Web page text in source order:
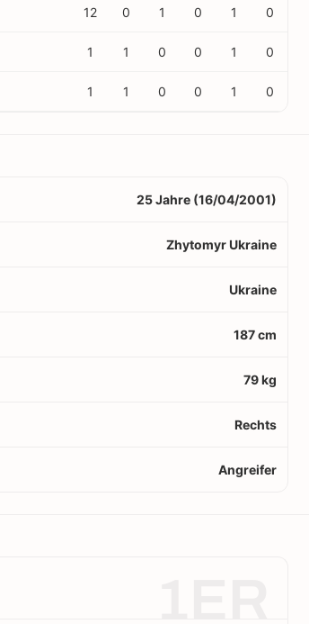
12 0 1 0 1 0
1 1 0 0 1 0
1 1 0 0 1 0
25 Jahre (16/04/2001)
Zhytomyr Ukraine
Ukraine
187 cm
79 kg
Rechts
Angreifer